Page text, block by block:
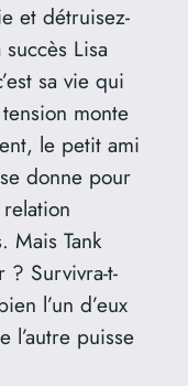
et détruisez-
Lisa
sa vie qui
monte
le petit ami
donne pour
Mais Tank
? Survivra-t-
l’un d’eux
l’autre puisse